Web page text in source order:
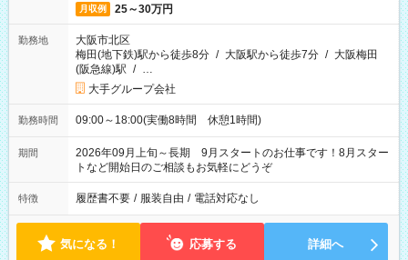
月収例 25～30万円
勤務地
大阪市北区
梅田(地下鉄)駅から徒歩8分 / 大阪駅から徒歩7分 / 大阪梅田
(阪急線)駅 / …
大手グループ会社
勤務時間 09:00～18:00(実働8時間 休憩1時間)
期間
2026年09月上旬～長期 9月スタートのお仕事です！8月スター
トなど開始日のご相談もお気軽にどうぞ
特徴 履歴書不要 / 服装自由 / 電話対応なし
気になる！ 応募する 詳細へ